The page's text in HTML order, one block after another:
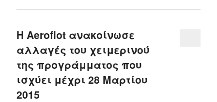
Η Aeroflot ανακοίνωσε
αλλαγές του χειμερινού
της προγράμματος που
ισχύει μέχρι 28 Μαρτίου
2015